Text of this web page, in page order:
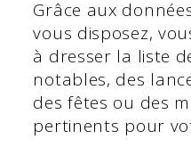
Grâce aux
vous disposez,
à dresser la liste
notables, des
des fêtes ou des
pertinents pour